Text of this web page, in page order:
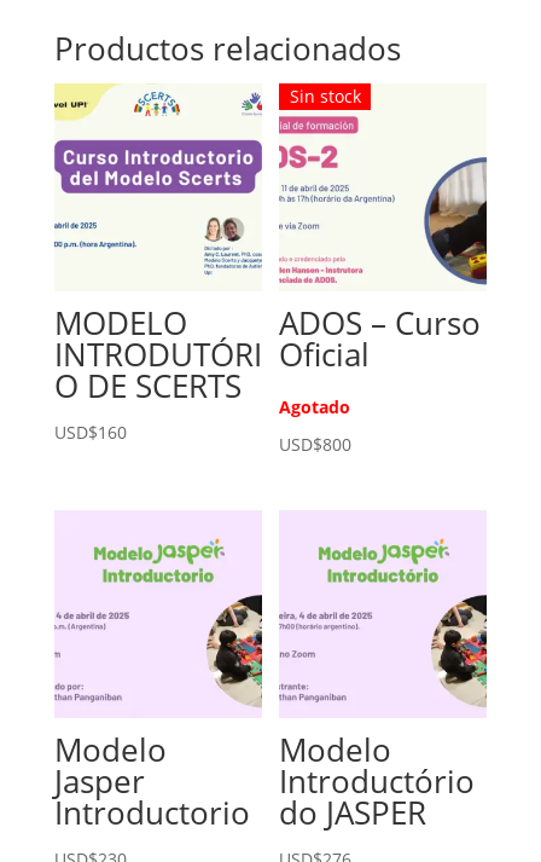
n
a
t
i
v
e
:
Productos relacionados
MODELO
INTRODUTÓRI
O DE SCERTS
USD$160
Sin stock
ADOS – Curso
Oficial
Agotado
USD$800
Modelo
Jasper
Introductorio
Modelo
Introductório
do JASPER